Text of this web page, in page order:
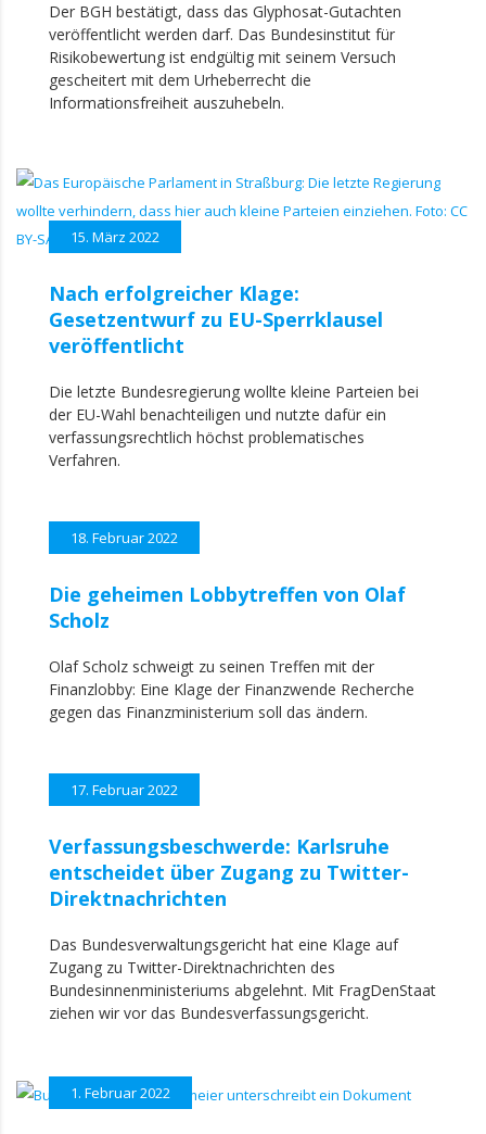
Der BGH bestätigt, dass das Glyphosat-Gutachten
veröffentlicht werden darf. Das Bundesinstitut für
Risikobewertung ist endgültig mit seinem Versuch
gescheitert mit dem Urheberrecht die
Informationsfreiheit auszuhebeln.
15. März 2022
Nach erfolgreicher Klage:
Gesetzentwurf zu EU-Sperrklausel
veröffentlicht
Die letzte Bundesregierung wollte kleine Parteien bei
der EU-Wahl benachteiligen und nutzte dafür ein
verfassungsrechtlich höchst problematisches
Verfahren.
18. Februar 2022
Die geheimen Lobbytreffen von Olaf
Scholz
Olaf Scholz schweigt zu seinen Treffen mit der
Finanzlobby: Eine Klage der Finanzwende Recherche
gegen das Finanzministerium soll das ändern.
17. Februar 2022
Verfassungsbeschwerde: Karlsruhe
entscheidet über Zugang zu Twitter-
Direktnachrichten
Das Bundesverwaltungsgericht hat eine Klage auf
Zugang zu Twitter-Direktnachrichten des
Bundesinnenministeriums abgelehnt. Mit FragDenStaat
ziehen wir vor das Bundesverfassungsgericht.
1. Februar 2022